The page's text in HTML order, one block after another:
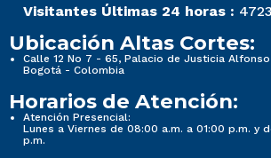
Visitantes Últimas 24 horas :
Ubicación Altas Cortes:
Calle 12 No 7 - 65, Palacio de Justicia Alfonso
Bogotá - Colombia
Horarios de Atención:
Atención Presencial:
Lunes a Viernes de 08:00 a.m. a 01:00 p.m. y
p.m.